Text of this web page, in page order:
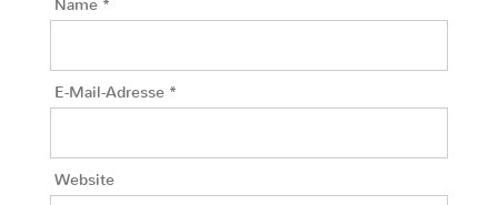
Name *
E-Mail-Adresse *
Website